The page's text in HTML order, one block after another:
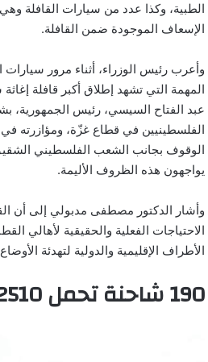
الطبية، وكذا عدد من سيارات القافلة
الإسعاف الموجودة ضمن القافلة.
وأعرب رئيس الوزراء، أثناء مرور سيارات
المهمة التي تشهد إطلاق أكبر قافلة
عبد الفتاح السيسي، رئيس الجمهورية،
الفلسطينيين في قطاع غزّة، ومؤازرته في
الوقوف بجانب الشعب الفلسطيني
يواجهون هذه الظروف الأليمة.
وأشار الدكتور مصطفى مدبولي إلى أن
الاحتياجات الفعلية والحقيقية لأهالي
الأطراف الإقليمية والدولية لتهدئة
190 شاحنة تحمل 2510 طنا